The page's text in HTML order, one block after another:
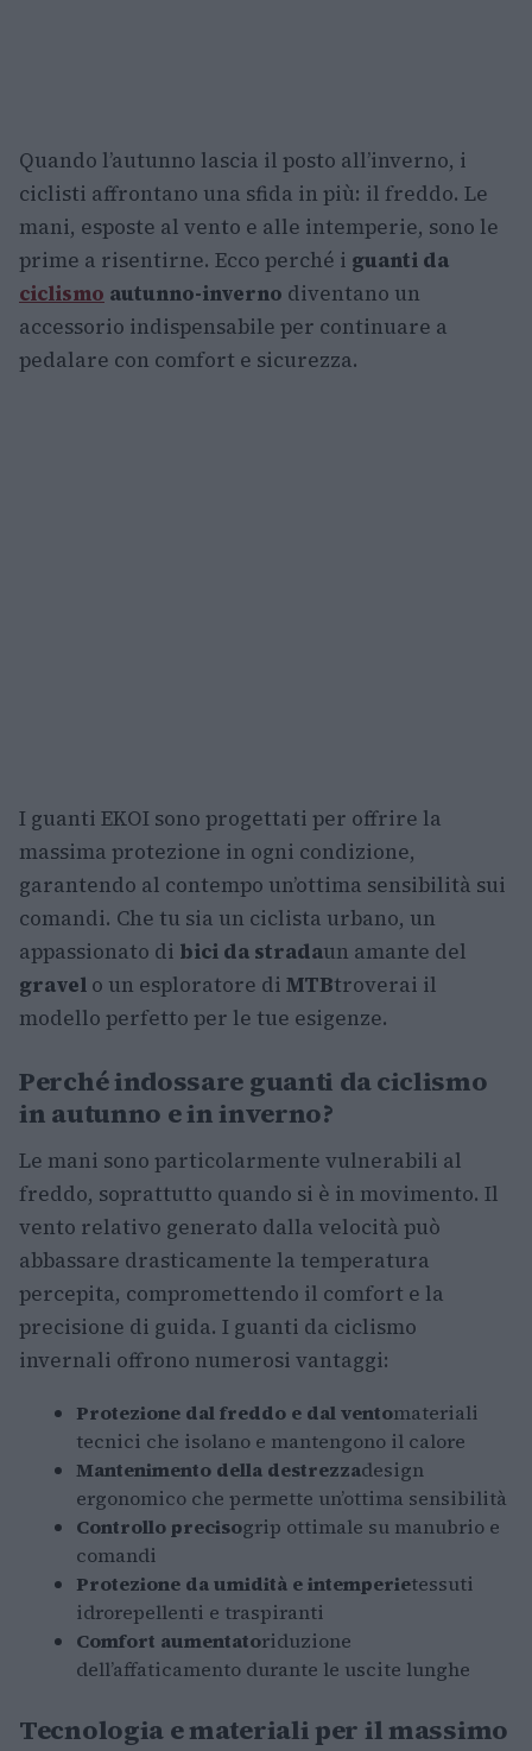
Quando l’autunno lascia il posto all’inverno, i
ciclisti affrontano una sfida in più: il freddo. Le
mani, esposte al vento e alle intemperie, sono le
prime a risentirne. Ecco perché i guanti da
ciclismo autunno-inverno diventano un
accessorio indispensabile per continuare a
pedalare con comfort e sicurezza.
I guanti EKOI sono progettati per offrire la
massima protezione in ogni condizione,
garantendo al contempo un’ottima sensibilità sui
comandi. Che tu sia un ciclista urbano, un
appassionato di bici da stradaun amante del
gravel o un esploratore di MTBtroverai il
modello perfetto per le tue esigenze.
Perché indossare guanti da ciclismo
in autunno e in inverno?
Le mani sono particolarmente vulnerabili al
freddo, soprattutto quando si è in movimento. Il
vento relativo generato dalla velocità può
abbassare drasticamente la temperatura
percepita, compromettendo il comfort e la
precisione di guida. I guanti da ciclismo
invernali offrono numerosi vantaggi:
Protezione dal freddo e dal ventomateriali
tecnici che isolano e mantengono il calore
Mantenimento della destrezzadesign
ergonomico che permette un’ottima sensibilità
Controllo precisogrip ottimale su manubrio e
comandi
Protezione da umidità e intemperietessuti
idrorepellenti e traspiranti
Comfort aumentatoriduzione
dell’affaticamento durante le uscite lunghe
Tecnologia e materiali per il massimo